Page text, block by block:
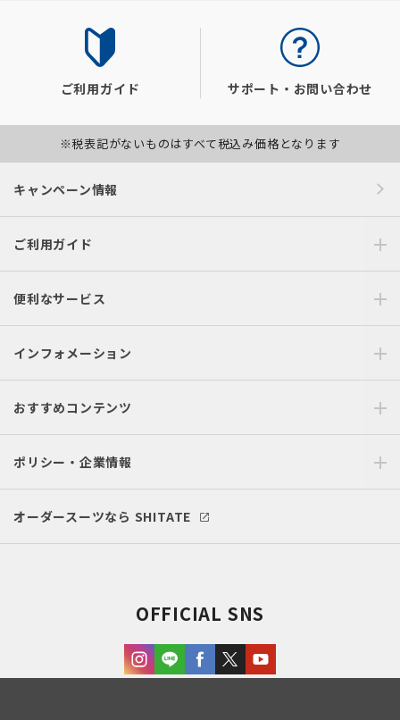
ご利用ガイド サポート・お問い合わせ
※税表記がないものはすべて税込み価格となります
キャンペーン情報
ご利用ガイド
便利なサービス
インフォメーション
おすすめコンテンツ
ポリシー・企業情報
オーダースーツなら SHITATE
OFFICIAL SNS